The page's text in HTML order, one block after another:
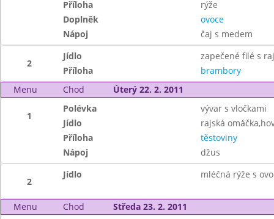
Příloha
rýže
Doplněk
ovoce
Nápoj
čaj s medem
2
Jídlo
zapečené filé s
Příloha
brambory
Menu
Chod Úterý 22. 2. 2011
1
Polévka
vývar s vločkami
Jídlo
rajská
Příloha
těstoviny
Nápoj
džus
2
Jídlo mléčná rýže s
Menu Chod Středa 23. 2. 2011